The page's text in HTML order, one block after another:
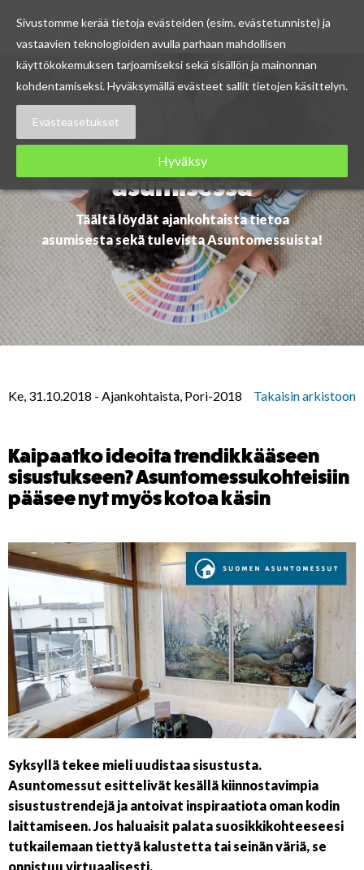
Skip
Ajankohtaista
asumisessa
Täältä löydät ajankohtaista tietoa
asumisesta sekä tulevista Asuntomessuista!
Ke, 31.10.2018 - Ajankohtaista, Pori-2018 Takaisin arkistoon
Kaipaatko ideoita trendikkääseen
sisustukseen? Asuntomessukohteisiin
pääsee nyt myös kotoa käsin
Syksyllä tekee mieli uudistaa sisustusta.
Asuntomessut esittelivät kesällä kiinnostavimpia
sisustustrendejä ja antoivat inspiraatiota oman kodin
laittamiseen. Jos haluaisit palata suosikkikohteeseesi
tutkailemaan tiettyä kalustetta tai seinän väriä, se
onnistuu virtuaalisesti.
Sivustomme kerää tietoja evästeiden (esim. evästetunniste) ja
vastaavien teknologioiden avulla parhaan mahdollisen
käyttökokemuksen tarjoamiseksi sekä sisällön ja mainonnan
kohdentamiseksi. Hyväksymällä evästeet sallit tietojen käsittelyn.
Evästeasetukset
Hyväksy